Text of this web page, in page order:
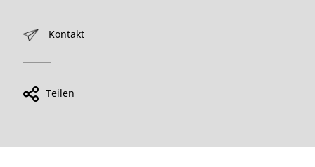
Kontakt
Teilen